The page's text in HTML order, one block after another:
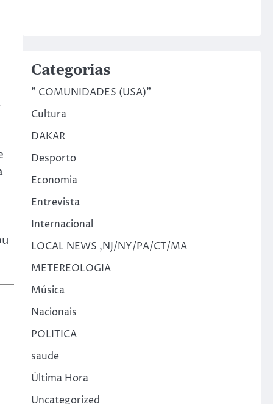
Categorias
" COMUNIDADES (USA)"
Cultura
DAKAR
Desporto
Economia
Entrevista
Internacional
LOCAL NEWS ,NJ/NY/PA/CT/MA
METEREOLOGIA
Música
Nacionais
POLITICA
saude
Última Hora
Uncategorized